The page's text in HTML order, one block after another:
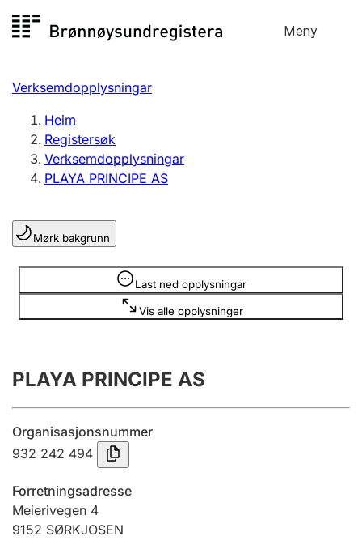
til
Meny
Registersøk
Aksjeselskap
Enkeltpersonføretak
Registrere, endre, slette
Lag og foreining
Registrere, endre, slette
Innsending og forseinkingsgebyr
Jeger
Verksemdopplysningar
Heim
Registersøk
Verksemdopplysningar
PLAYA PRINCIPE AS
Mørk bakgrunn
Last ned opplysningar
Vis alle opplysninger
Opplysninger er skjult
PLAYA PRINCIPE AS
Organisasjonsnummer
932 242 494
Forretningsadresse
Meierivegen 4
9152 SØRKJOSEN